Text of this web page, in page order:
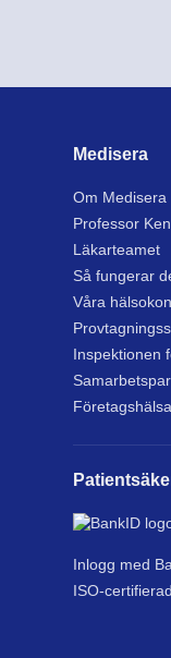
Medisera
Om Medisera
Professor
Läkarteamet
Så fungerar
Våra
Inspektionen
Företagshälsa
Inlogg med
ISO-